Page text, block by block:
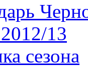
13
сезона